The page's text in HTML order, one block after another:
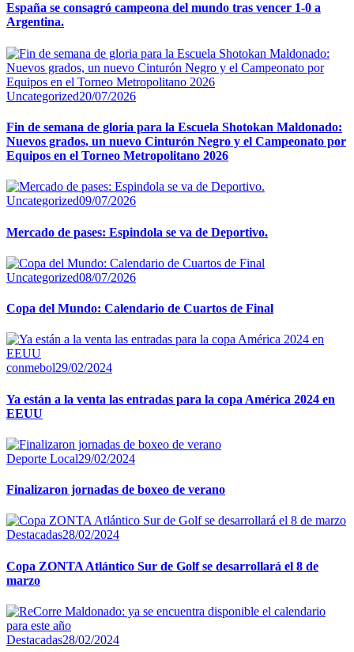
España se consagró campeona del mundo tras vencer 1-0 a
Argentina.
Uncategorized20/07/2026
Fin de semana de gloria para la Escuela Shotokan Maldonado:
Nuevos grados, un nuevo Cinturón Negro y el Campeonato por
Equipos en el Torneo Metropolitano 2026
Uncategorized09/07/2026
Mercado de pases: Espindola se va de Deportivo.
Uncategorized08/07/2026
Copa del Mundo: Calendario de Cuartos de Final
conmebol29/02/2024
Ya están a la venta las entradas para la copa América 2024 en
EEUU
Deporte Local29/02/2024
Finalizaron jornadas de boxeo de verano
Destacadas28/02/2024
Copa ZONTA Atlántico Sur de Golf se desarrollará el 8 de
marzo
Destacadas28/02/2024